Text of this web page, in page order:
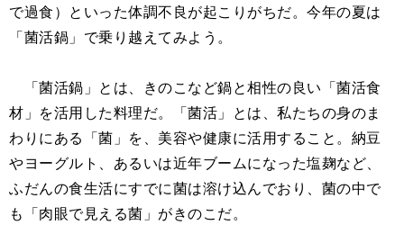
で過食）といった体調不良が起こりがちだ。今年の夏は
「菌活鍋」で乗り越えてみよう。
「菌活鍋」とは、きのこなど鍋と相性の良い「菌活食
材」を活用した料理だ。「菌活」とは、私たちの身のま
わりにある「菌」を、美容や健康に活用すること。納豆
やヨーグルト、あるいは近年ブームになった塩麹など、
ふだんの食生活にすでに菌は溶け込んでおり、菌の中で
も「肉眼で見える菌」がきのこだ。